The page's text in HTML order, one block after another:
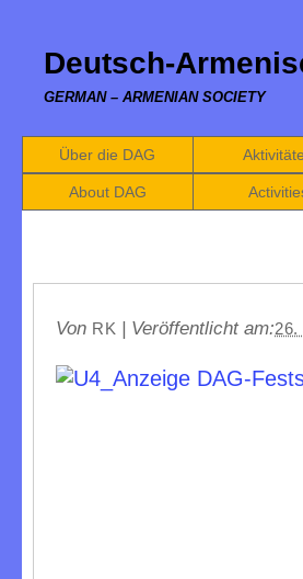
Deutsch-
GERMAN – ARMENIAN SOCIETY
Über die DAG
About DAG
Von RK | Veröffentlicht am:26.